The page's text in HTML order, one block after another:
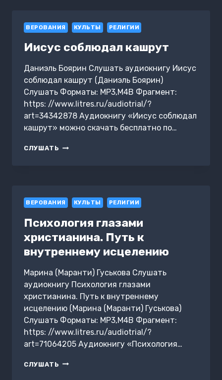
У
ВЕРОВАНИЯ КУЛЬТЫ РЕЛИГИИ
Иисус соблюдал кашрут
Даниэль Боярин Слушать аудиокнигу Иисус
соблюдал кашрут (Даниэль Боярин)
Слушать Форматы: MP3,M4B Фрагмент:
https: //www.litres.ru/audiotrial/?
art=34342878 Аудиокнигу «Иисус соблюдал
кашрут» можно скачать бесплатно по…
СЛУШАТЬ ИИСУС
ВЕРОВАНИЯ КУЛЬТЫ РЕЛИГИИ
Психология глазами
христианина. Путь к
внутреннему исцелению
Марина (Маранти) Гуськова Слушать
аудиокнигу Психология глазами
христианина. Путь к внутреннему
исцелению (Марина (Маранти) Гуськова)
Слушать Форматы: MP3,M4B Фрагмент:
https: //www.litres.ru/audiotrial/?
art=71064205 Аудиокнигу «Психология…
СЛУШАТЬ ПСИХОЛОГИЯ